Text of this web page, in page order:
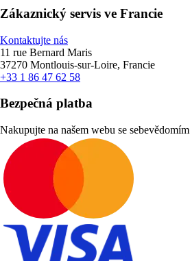
Zákaznický servis ve Francie
Kontaktujte nás
11 rue Bernard Maris
37270 Montlouis-sur-Loire, Francie
+33 1 86 47 62 58
Bezpečná platba
Nakupujte na našem webu se sebevědomím